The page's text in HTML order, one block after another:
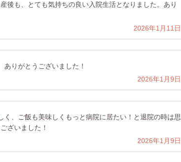
後も、とても気持ちの良い入院生活となりました。あり
2026年1月11日
りがとうございました！
2026年1月9日
、ご飯も美味しくもっと病院に居たい！と退院の時は思
ざいました！
2026年1月9日